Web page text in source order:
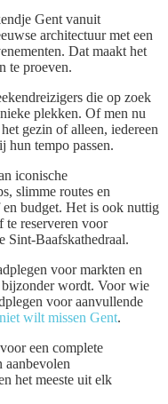
Gent vanuit
architectuur met een
Dat maakt het
te proeven.
die op zoek
plekken. Of men nu
gezin of alleen, iedereen
hun tempo passen.
iconische
slimme routes en
budget. Het is ook nuttig
reserveren voor
Sint-Baafskathedraal.
voor markten en
bijzonder wordt. Voor wie
voor aanvullende
wilt missen Gent.
een complete
aanbevolen
het meeste uit elk